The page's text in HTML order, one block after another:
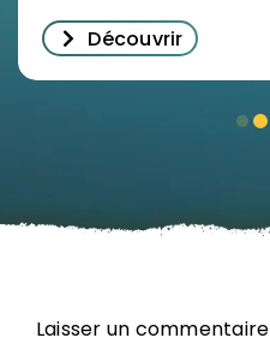
Découvrir
Laisser un commentaire